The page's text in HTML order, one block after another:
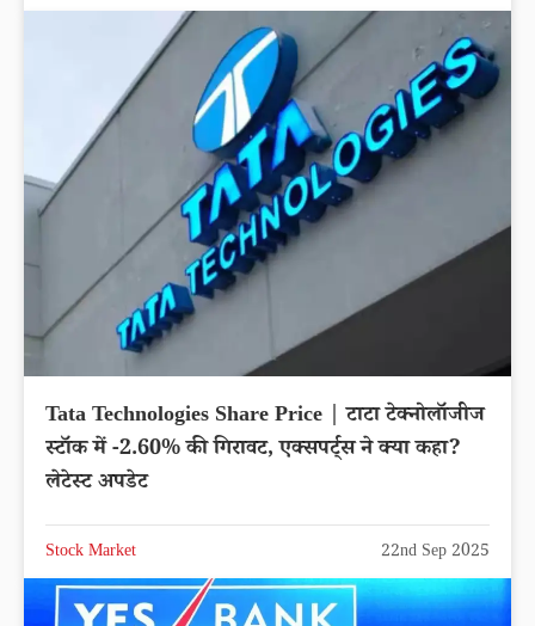
Tata Technologies Share Price | टाटा टेक्नोलॉजीज
स्टॉक में -2.60% की गिरावट, एक्सपर्ट्स ने क्या कहा?
लेटेस्ट अपडेट
Stock Market 22nd Sep 2025